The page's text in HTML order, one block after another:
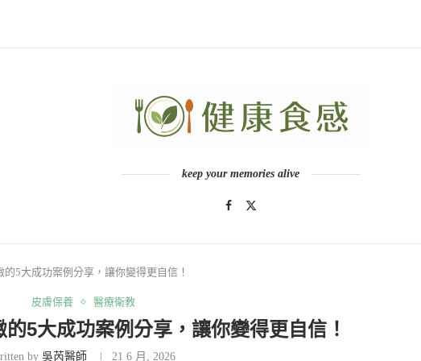
keep your memories alive
5大成功案例分享，讓你變得更自信！
皮膚保養 醫療衛教
5大成功案例分享，讓你變得更自信！
by 吳芮醫師 21 6 月, 2026